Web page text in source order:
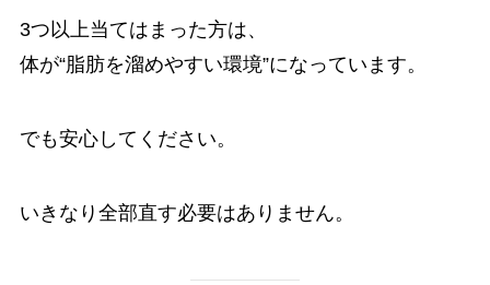
3つ以上当てはまった方は、
体が“脂肪を溜めやすい環境”になっています。
でも安心してください。
いきなり全部直す必要はありません。